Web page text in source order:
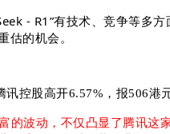
- R1”有技术、竞争等多
估的机会。
讯控股高开6.57%，报506港
的波动，不仅 凸显了腾讯这